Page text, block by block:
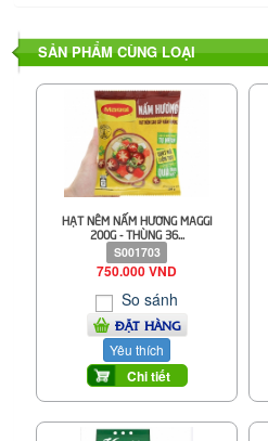
SẢN PHẨM CÙNG LOẠI
HẠT NÊM NẤM HƯƠNG MAGGI
200G - THÙNG 36...
S001703
750.000 VND
So sánh
ĐẶT HÀNG
Yêu thích
Chi tiết